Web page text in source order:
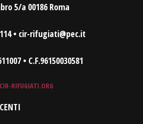
5/a 00186 Roma
• cir-rifugiati@pec.it
• C.F.96150030581
RIFUGIATI.ORG